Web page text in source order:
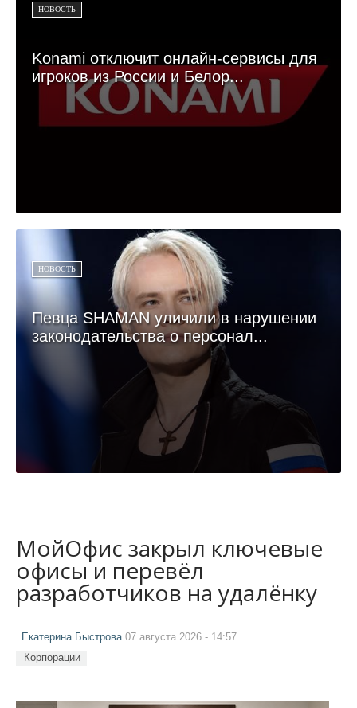
НОВОСТЬ
Konami отключит онлайн-сервисы для
игроков из России и Белор...
НОВОСТЬ
Певца SHAMAN уличили в нарушении
законодательства о персонал...
МойОфис закрыл ключевые
офисы и перевёл
разработчиков на удалёнку
Екатерина Быстрова07 августа 2026 - 14:57
Корпорации